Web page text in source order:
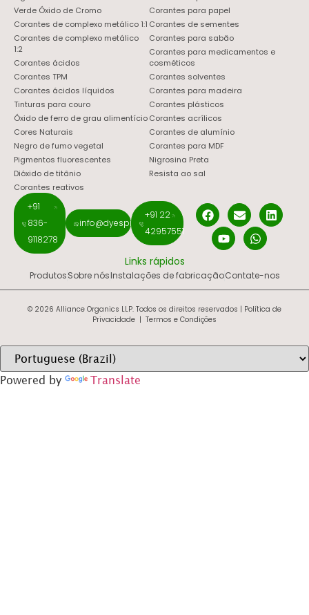
Verde Óxido de Cromo
Corantes de complexo metálico 1:1
Corantes de complexo metálico
1:2
Corantes ácidos
Corantes TPM
Corantes ácidos líquidos
Tinturas para couro
Óxido de ferro de grau alimentício
Cores Naturais
Negro de fumo vegetal
Pigmentos fluorescentes
Dióxido de titânio
Corantes reativos
Corantes para papel
Corantes de sementes
Corantes para sabão
Corantes para medicamentos e
cosméticos
Corantes solventes
Corantes para madeira
Corantes plásticos
Corantes acrílicos
Corantes de alumínio
Corantes para MDF
Nigrosina Preta
Resista ao sal
+91
836-
9118278
info@dyespigments.net
+91 22
42957551
Links rápidos
ProdutosSobre nósInstalações de fabricaçãoContate-nos
© 2026 Alliance Organics LLP. Todos os direitos reservados | Política de
Privacidade | Termos e Condições
Powered by Translate